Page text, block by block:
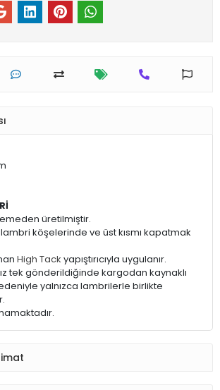
üretilmiştir.
lambri köşelerinde ve üst kısmı kapatmak
High Tack yapıştırıcıyla uygulanır.
tek gönderildiğinde kargodan kaynaklı
yalnızca lambrilerle birlikte